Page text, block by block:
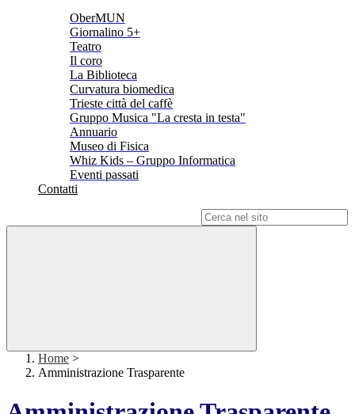
OberMUN
Giornalino 5+
Teatro
Il coro
La Biblioteca
Curvatura biomedica
Trieste città del caffè
Gruppo Musica "La cresta in testa"
Annuario
Museo di Fisica
Whiz Kids – Gruppo Informatica
Eventi passati
Contatti
Home >
Amministrazione Trasparente